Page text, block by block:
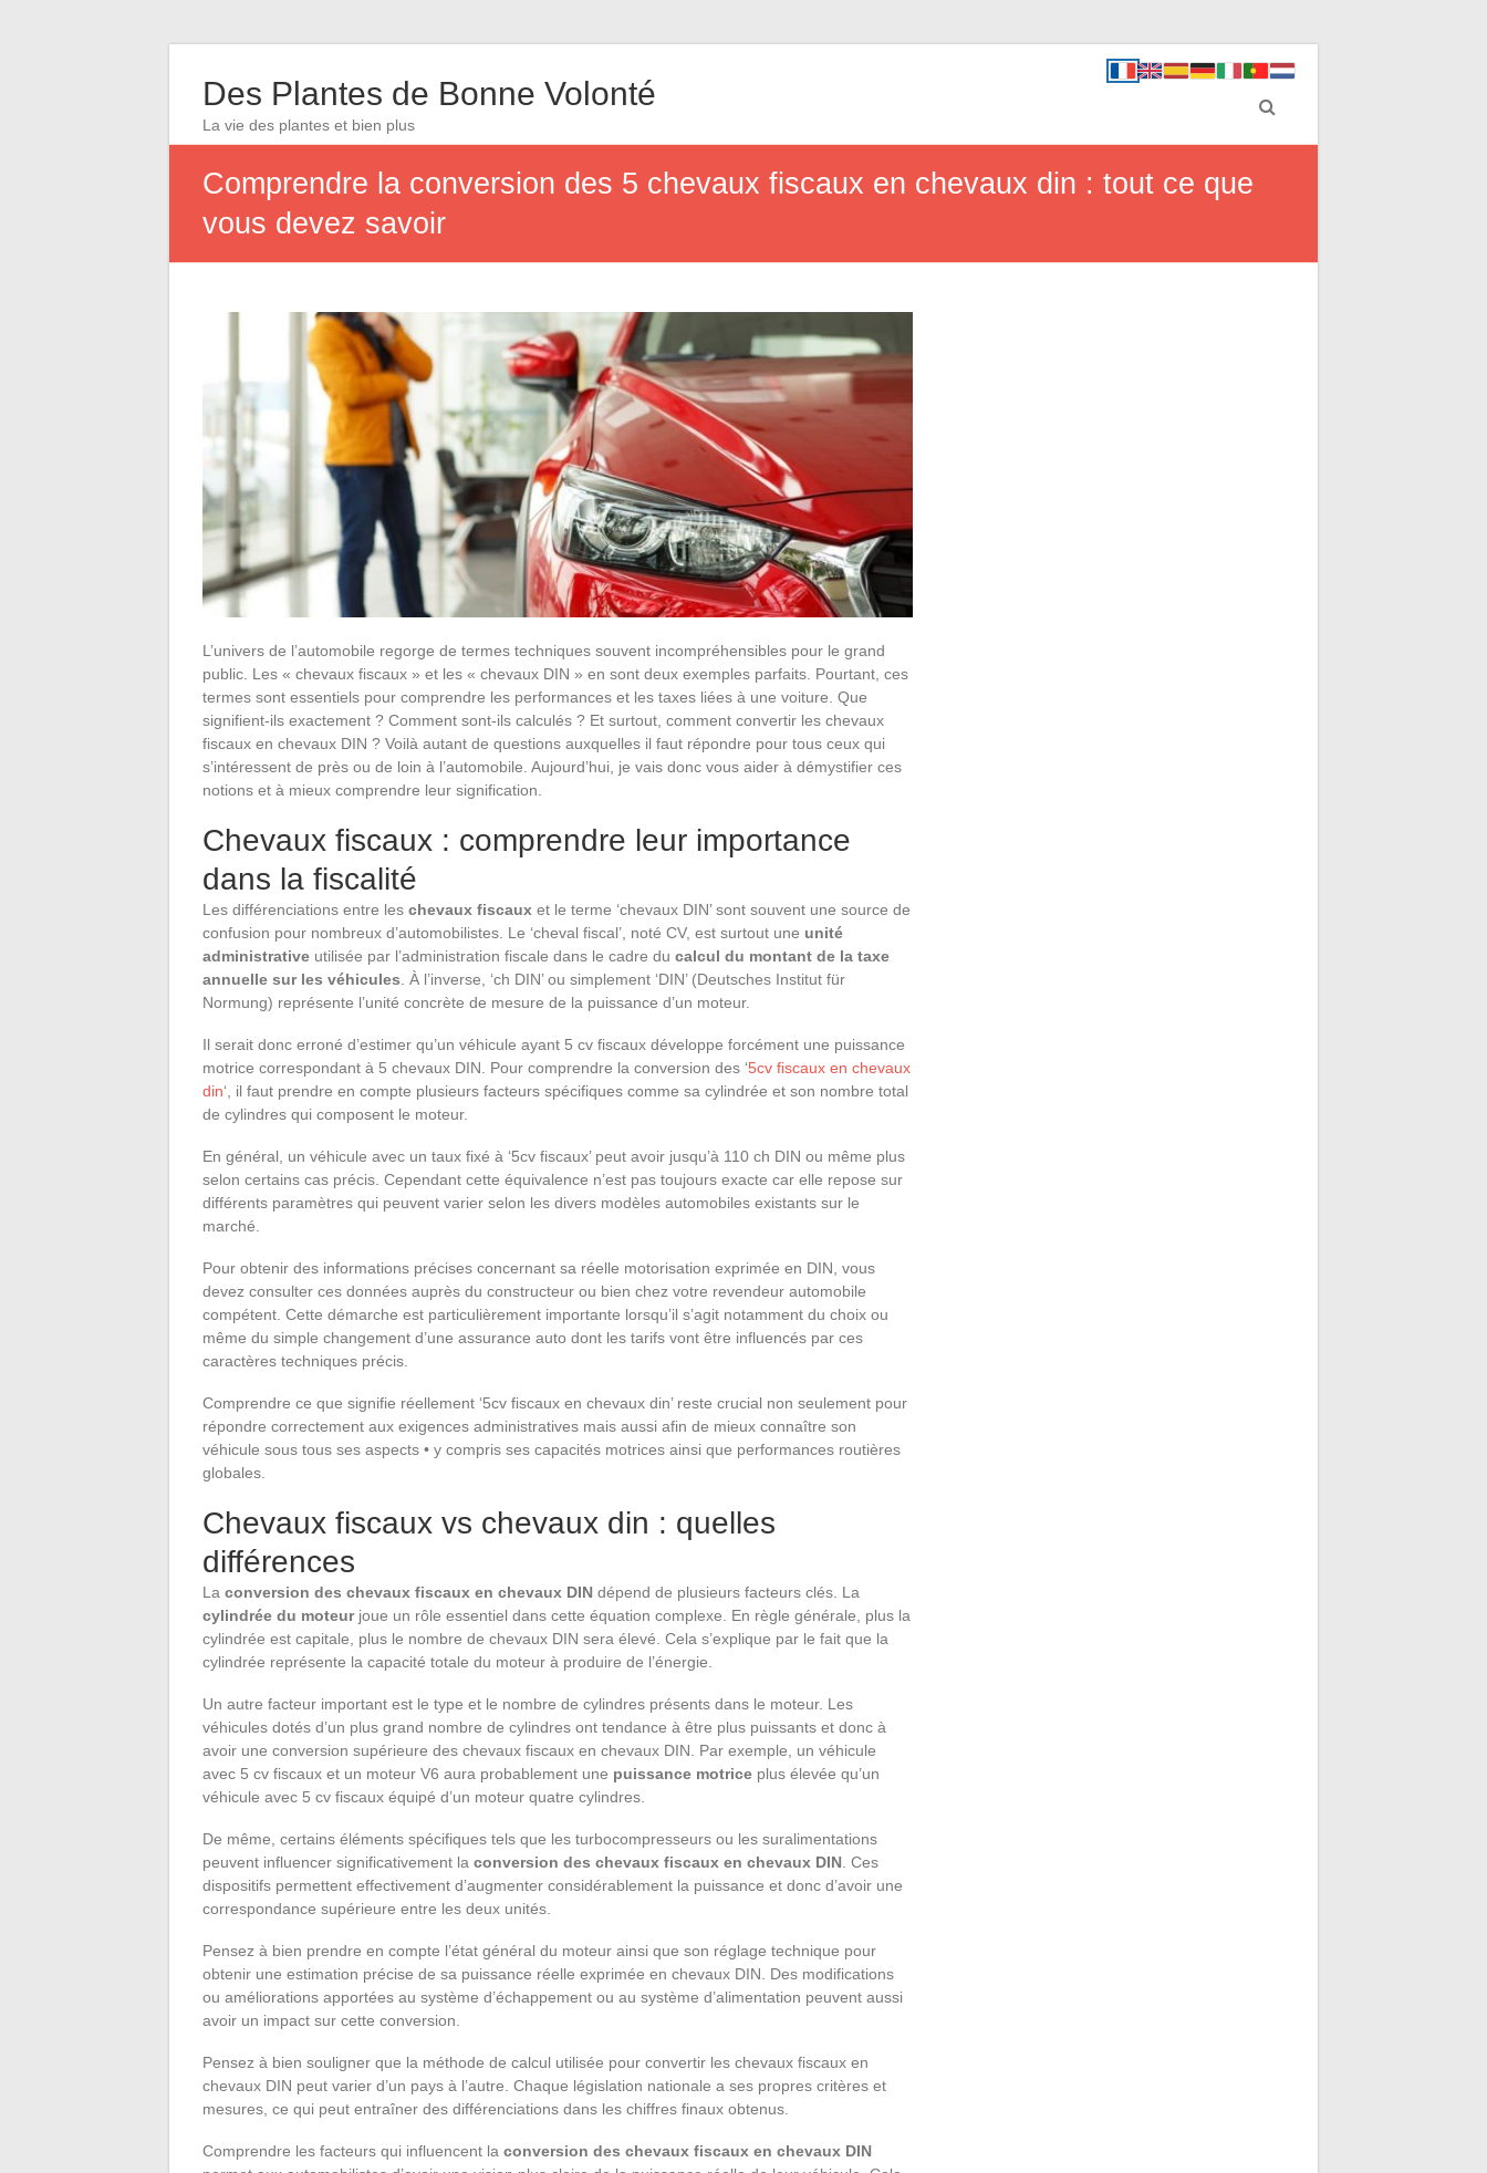
Des Plantes de Bonne Volonté
La vie des plantes et bien plus
Comprendre la conversion des 5 chevaux fiscaux en chevaux din : tout ce que
vous devez savoir
L’univers de l’automobile regorge de termes techniques souvent incompréhensibles pour le grand
public. Les « chevaux fiscaux » et les « chevaux DIN » en sont deux exemples parfaits. Pourtant, ces
termes sont essentiels pour comprendre les performances et les taxes liées à une voiture. Que
signifient-ils exactement ? Comment sont-ils calculés ? Et surtout, comment convertir les chevaux
fiscaux en chevaux DIN ? Voilà autant de questions auxquelles il faut répondre pour tous ceux qui
s’intéressent de près ou de loin à l’automobile. Aujourd’hui, je vais donc vous aider à démystifier ces
notions et à mieux comprendre leur signification.
Chevaux fiscaux : comprendre leur importance
dans la fiscalité
Les différenciations entre les chevaux fiscaux et le terme ‘chevaux DIN’ sont souvent une source de
confusion pour nombreux d’automobilistes. Le ‘cheval fiscal’, noté CV, est surtout une unité
administrative utilisée par l’administration fiscale dans le cadre du calcul du montant de la taxe
annuelle sur les véhicules . À l’inverse, ‘ch DIN’ ou simplement ‘DIN’ (Deutsches Institut für
Normung) représente l’unité concrète de mesure de la puissance d’un moteur.
Il serait donc erroné d’estimer qu’un véhicule ayant 5 cv fiscaux développe forcément une puissance
motrice correspondant à 5 chevaux DIN. Pour comprendre la conversion des ‘5cv fiscaux en chevaux
din‘, il faut prendre en compte plusieurs facteurs spécifiques comme sa cylindrée et son nombre total
de cylindres qui composent le moteur.
En général, un véhicule avec un taux fixé à ‘5cv fiscaux’ peut avoir jusqu’à 110 ch DIN ou même plus
selon certains cas précis. Cependant cette équivalence n’est pas toujours exacte car elle repose sur
différents paramètres qui peuvent varier selon les divers modèles automobiles existants sur le
marché.
Pour obtenir des informations précises concernant sa réelle motorisation exprimée en DIN, vous
devez consulter ces données auprès du constructeur ou bien chez votre revendeur automobile
compétent. Cette démarche est particulièrement importante lorsqu’il s’agit notamment du choix ou
même du simple changement d’une assurance auto dont les tarifs vont être influencés par ces
caractères techniques précis.
Comprendre ce que signifie réellement ‘5cv fiscaux en chevaux din’ reste crucial non seulement pour
répondre correctement aux exigences administratives mais aussi afin de mieux connaître son
véhicule sous tous ses aspects • y compris ses capacités motrices ainsi que performances routières
globales.
Chevaux fiscaux vs chevaux din : quelles
différences
La conversion des chevaux fiscaux en chevaux DIN dépend de plusieurs facteurs clés. La
cylindrée du moteurjoue un rôle essentiel dans cette équation complexe. En règle générale, plus la
cylindrée est capitale, plus le nombre de chevaux DIN sera élevé. Cela s’explique par le fait que la
cylindrée représente la capacité totale du moteur à produire de l’énergie.
Un autre facteur important est le type et le nombre de cylindres présents dans le moteur. Les
véhicules dotés d’un plus grand nombre de cylindres ont tendance à être plus puissants et donc à
avoir une conversion supérieure des chevaux fiscaux en chevaux DIN. Par exemple, un véhicule
avec 5 cv fiscaux et un moteur V6 aura probablement une puissance motrice plus élevée qu’un
véhicule avec 5 cv fiscaux équipé d’un moteur quatre cylindres.
De même, certains éléments spécifiques tels que les turbocompresseurs ou les suralimentations
peuvent influencer significativement la conversion des chevaux fiscaux en chevaux DIN . Ces
dispositifs permettent effectivement d’augmenter considérablement la puissance et donc d’avoir une
correspondance supérieure entre les deux unités.
Pensez à bien prendre en compte l’état général du moteur ainsi que son réglage technique pour
obtenir une estimation précise de sa puissance réelle exprimée en chevaux DIN. Des modifications
ou améliorations apportées au système d’échappement ou au système d’alimentation peuvent aussi
avoir un impact sur cette conversion.
Pensez à bien souligner que la méthode de calcul utilisée pour convertir les chevaux fiscaux en
chevaux DIN peut varier d’un pays à l’autre. Chaque législation nationale a ses propres critères et
mesures, ce qui peut entraîner des différenciations dans les chiffres finaux obtenus.
Comprendre les facteurs qui influencent la conversion des chevaux fiscaux en chevaux DIN